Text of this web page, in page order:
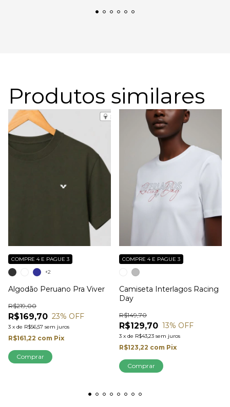
Produtos similares
Algodão Peruano Pra Viver
R$169,70
R$219,00
23% OFF
3 x de R$56,57 sem juros
COMPRE 4 E PAGUE 3
R$161,22 com Pix
+2
Comprar
Camiseta Interlagos Racing
Day
R$129,70
R$149,70
13% OFF
3 x de R$43,23 sem juros
COMPRE 4 E PAGUE 3
R$123,22 com Pix
Comprar